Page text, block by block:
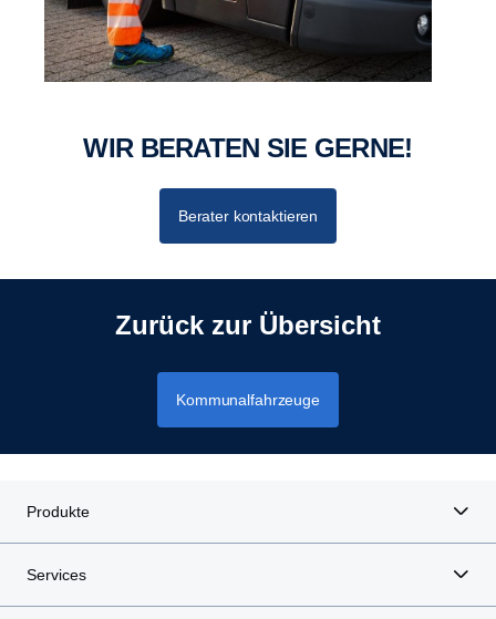
WIR BERATEN SIE GERNE!
Berater kontaktieren
Zurück zur Übersicht
Kommunalfahrzeuge
Produkte
Services